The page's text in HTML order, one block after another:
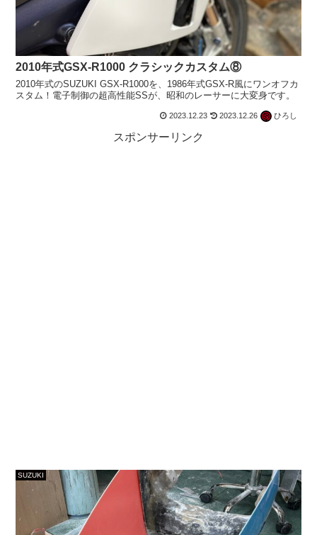
2010年式GSX-R1000 クラシックカスタム⑧
2010年式のSUZUKI GSX-R1000を、1986年式GSX-R風にワンオフカ
スタム！電子制御の超高性能SSが、昭和のレーサーに大変身です。
2023.12.23 2023.12.26 ひろし
スポンサーリンク
SUZUKI